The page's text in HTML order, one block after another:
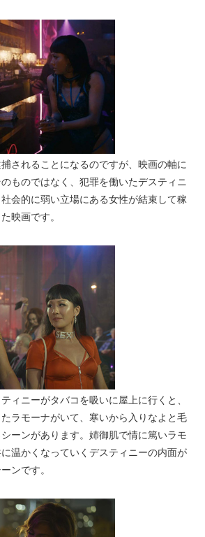
されることになるのですが、映画の軸に
ものではなく、犯罪を働いたデスティニ
会的に弱い立場にある女性が結束して稼
映画です。
ィニーがタバコを吸いに屋上に行くと、
ラモーナがいて、寒いから入りなよと毛
ーンがあります。姉御肌で情に篤いラモ
温かくなっていくデスティニーの内面が
ンです。